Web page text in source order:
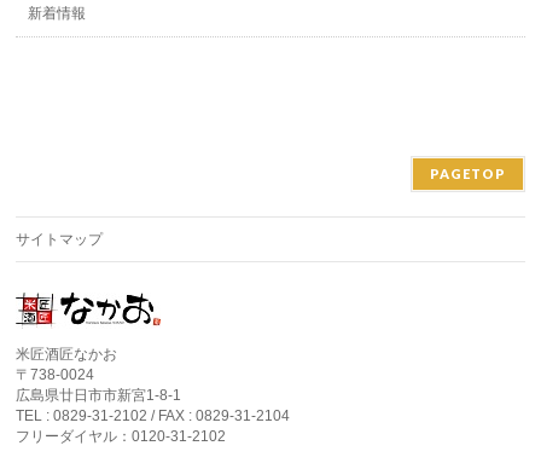
新着情報
PAGETOP
サイトマップ
米匠酒匠なかお
〒738-0024
広島県廿日市市新宮1-8-1
TEL : 0829-31-2102 / FAX : 0829-31-2104
フリーダイヤル：0120-31-2102